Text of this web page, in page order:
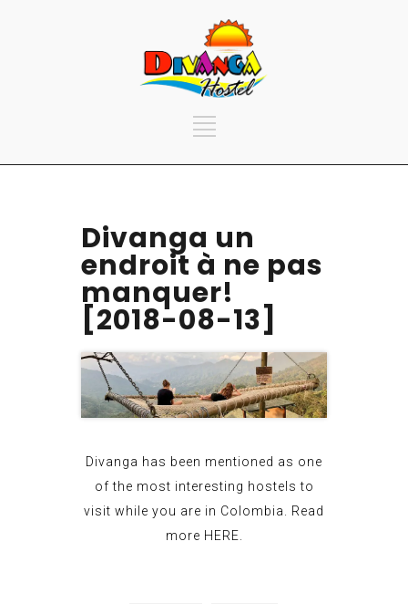
Divanga un
endroit à ne pas
manquer!
[2018-08-13]
Divanga has been mentioned as one
of the most interesting hostels to
visit while you are in Colombia. Read
more HERE